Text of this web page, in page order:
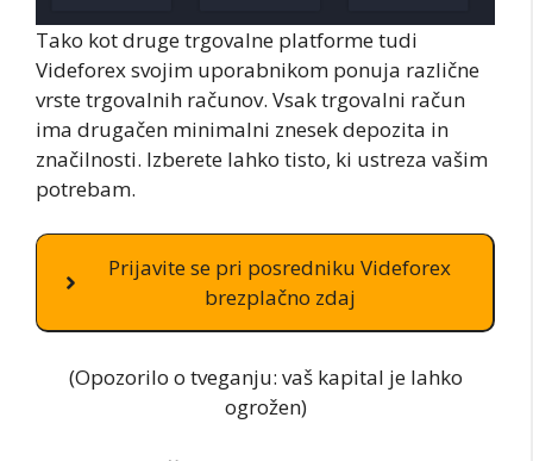
Tako kot druge trgovalne platforme tudi
Videforex svojim uporabnikom ponuja različne
vrste trgovalnih računov. Vsak trgovalni račun
ima drugačen minimalni znesek depozita in
značilnosti. Izberete lahko tisto, ki ustreza vašim
potrebam.
Prijavite se pri posredniku Videforex
brezplačno zdaj
(Opozorilo o tveganju: vaš kapital je lahko
ogrožen)